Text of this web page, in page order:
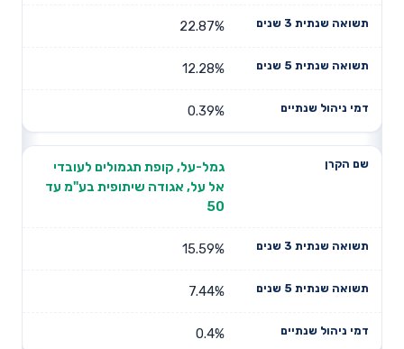
22.87%
12.28%
0.39%
גמל-על, קופת תגמולים לעובדי
אל על, אגודה שיתופית בע"מ עד
50
15.59%
7.44%
0.4%